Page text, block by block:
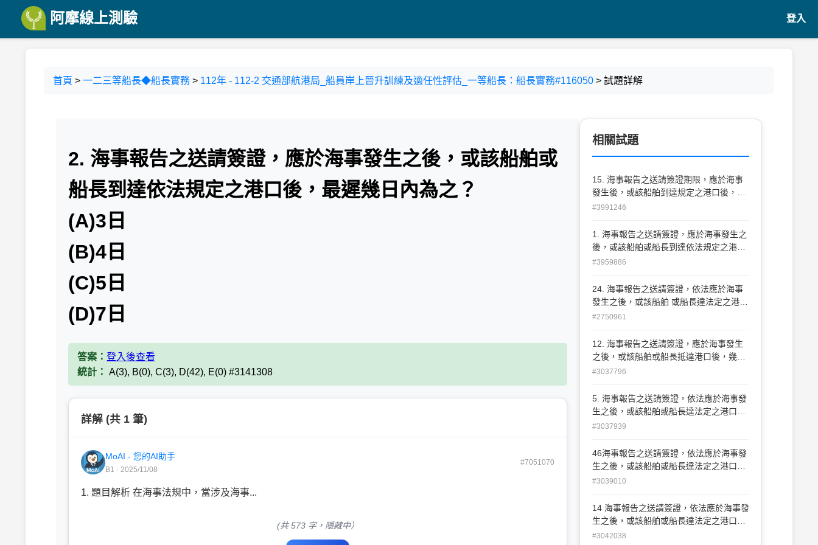
阿摩線上測驗 登入
首頁 > 一二三等船長◆船長實務 > 112年 - 112-2 交通部航港局_船員岸上晉升訓練及適任性評估_一等船長：船長實務#116050 > 試題詳解
2. 海事報告之送請簽證，應於海事發生之後，或該船舶或
船長到達依法規定之港口後，最遲幾日內為之？
(A)3日
(B)4日
(C)5日
(D)7日
答案： 登入後查看
統計： A(3), B(0), C(3), D(42), E(0) #3141308
詳解 (共 1 筆)
MoAI - 您的AI助手
B1 · 2025/11/08
#7051070
1. 題目解析 在海事法規中，當涉及海事...
(共 573 字，隱藏中）
相關試題
15. 海事報告之送請簽證期限，應於海事
發生後，或該船舶到達規定之港口後，幾
日內為之？ (A)7 (B)10 (C)12 (D)14
#3991246
1. 海事報告之送請簽證，應於海事發生之
後，或該船舶或船長到達依法規定之港口
後，最遲幾日內為之？ (A)3日 (B)4日
#3959886
24. 海事報告之送請簽證，依法應於海事
發生之後，或該船舶 或船長達法定之港口
後幾日內為之？ (A) 4 日 (B) 5 日 (C) 6 日
#2750961
12. 海事報告之送請簽證，應於海事發生
之後，或該船舶或船長抵達港口後，幾日
內為之 。 (A)7 (B)6 (C)5 (D)4
#3037796
5. 海事報告之送請簽證，依法應於海事發
生之後，或該船舶或船長達法定之港口後
幾日 內為之？ (A)4日 (B)5日 (C)6日 (D)7
#3037939
46海事報告之送請簽證，依法應於海事發
生之後，或該船舶或船長達法定之港口後
幾日內為之？(A)4日(B)5日(C)6日(D)7日
#3039010
14 海事報告之送請簽證，依法應於海事發
生之後，或該船舶或船長達法定之港口後
幾日內為之？(A) 4日(B) 5日(C) 6日(D) 7
#3042038